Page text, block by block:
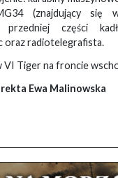
(znajdujący się
części
oraz radiotelegrafista.
Tiger na froncie
Ewa Malinowska